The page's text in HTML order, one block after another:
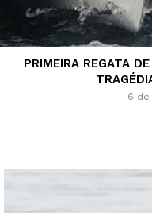
PRIMEIRA REGATA
6 de